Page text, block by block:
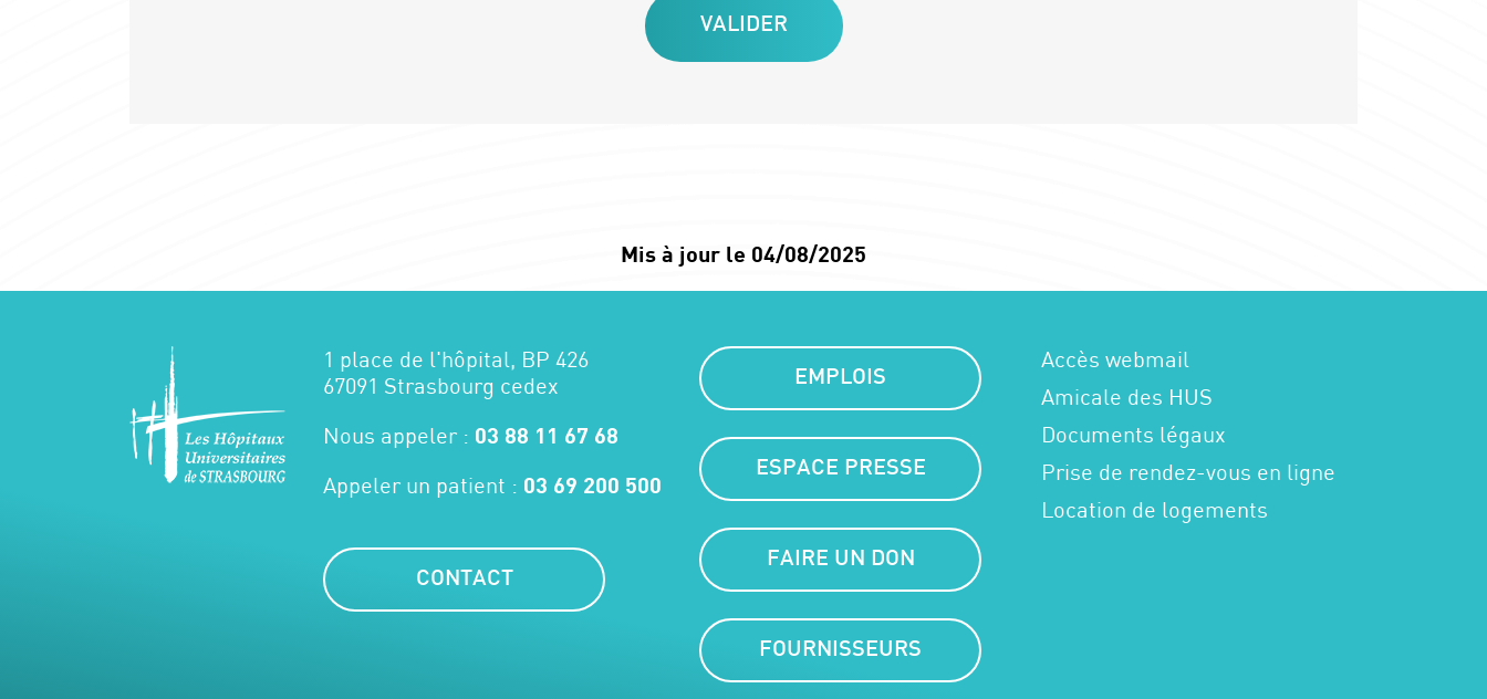
Mis à jour le 04/08/2025
1 place de l'hôpital, BP 426
67091 Strasbourg cedex
Nous appeler : 03 88 11 67 68
Appeler un patient : 03 69 200 500
CONTACT
EMPLOIS
ESPACE PRESSE
FAIRE UN DON
FOURNISSEURS
Accès webmail
Amicale des HUS
Documents légaux
Prise de rendez-vous en ligne
Location de logements